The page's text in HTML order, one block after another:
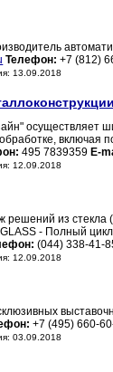
Телефон: +7 (812)
13.09.2018
осуществляет
включая
495 7839359 E-
12.09.2018
решений из
- Полный
(044) 338-41-
12.09.2018
+7 (495) 660-
03.09.2018